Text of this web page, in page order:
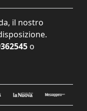
il nostro
o